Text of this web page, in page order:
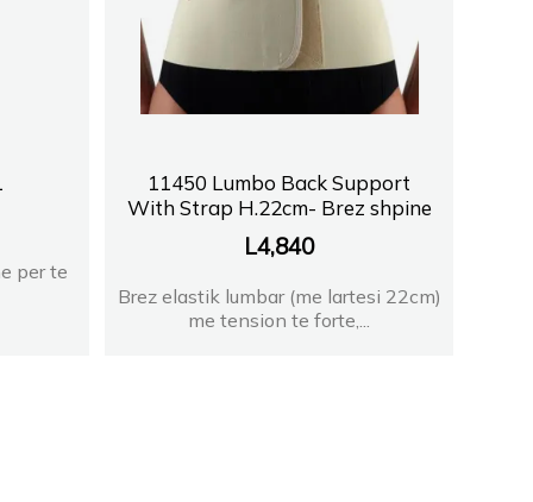
per te
11450 Lumbo Back Support
With Strap H.22cm- Brez shpine
L4,840
Brez elastik lumbar (me lartesi 22cm)
me tension te forte,...